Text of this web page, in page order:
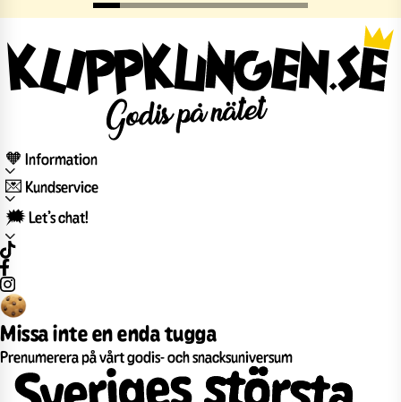
🧡 Information
💌 Kundservice
🗯️ Let’s chat!
Missa inte en enda tugga
Prenumerera på vårt godis- och snacksuniversum